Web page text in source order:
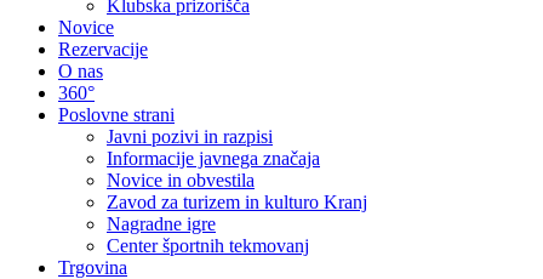
Klubska prizorišča
Novice
Rezervacije
O nas
360°
Poslovne strani
Javni pozivi in razpisi
Informacije javnega značaja
Novice in obvestila
Zavod za turizem in kulturo Kranj
Nagradne igre
Center športnih tekmovanj
Trgovina